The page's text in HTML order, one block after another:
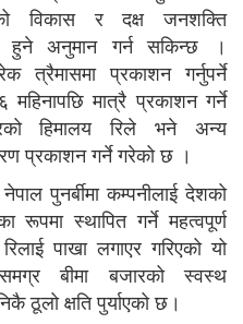
विकास र दक्ष जनशक्ति
हुने अनुमान गर्न सकिन्छ ।
त्रैमासमा प्रकाशन गर्नुपर्ने
महिनापछि मात्रै प्रकाशन गर्ने
हिमालय रिले भने अन्य
प्रकाशन गर्ने गरेको छ ।
पुनर्बीमा कम्पनीलाई देशको
रूपमा स्थापित गर्ने महत्वपूर्ण
पाखा लगाएर गरिएको यो
बीमा बजारको स्वस्थ
ठूलो क्षति पुर्याएको छ।